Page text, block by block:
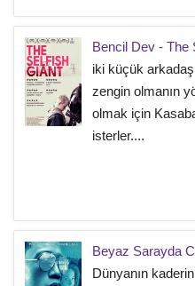
Bencil Dev - The
iki küçük
zengin olmanın
olmak için
isterler....
Beyaz Sarayda
Dünyanın